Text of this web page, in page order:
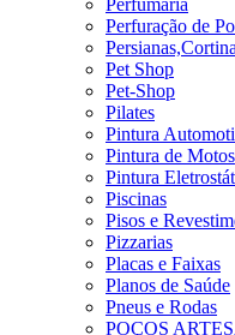
Perfumaria
Perfuração de
Pet Shop
Pet-Shop
Pilates
Pintura
Pintura de Motos
Pintura
Piscinas
Pisos e
Pizzarias
Placas e Faixas
Planos de Saúde
Pneus e Rodas
POÇOS